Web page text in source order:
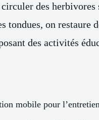
des
tondues, on
des activités
mobile pour